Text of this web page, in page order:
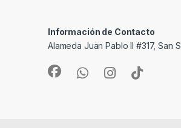
Información de Contacto
Alameda Juan Pablo II #317, San